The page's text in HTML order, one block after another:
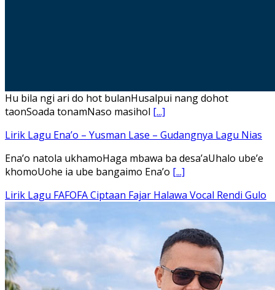
Hu bila ngi ari do hot bulanHusalpui nang dohot
taonSoada tonamNaso masihol [...]
Lirik Lagu Ena’o – Yusman Lase – Gudangnya Lagu Nias